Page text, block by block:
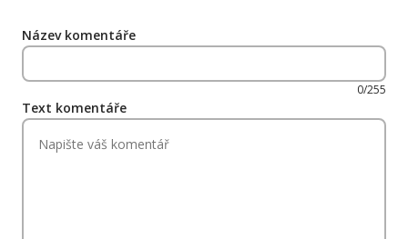
Název komentáře
0/255
Text komentáře